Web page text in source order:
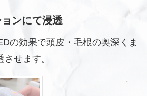
ンにて浸透
の効果で頭皮・毛根の奥深くま
せます。